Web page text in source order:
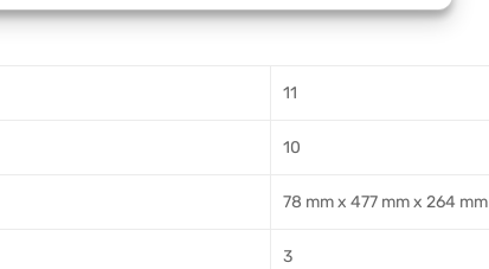
11
10
78 mm x 477 mm x 264 mm
3